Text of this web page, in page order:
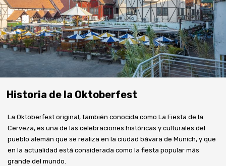
Historia de la Oktoberfest
La Oktoberfest original, también conocida como La Fiesta de la
Cerveza, es una de las celebraciones históricas y culturales del
pueblo alemán que se realiza en la ciudad bávara de Munich, y que
en la actualidad está considerada como la fiesta popular más
grande del mundo.